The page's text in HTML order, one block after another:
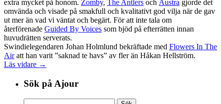
extra mycket på honom. Zomby, The Antlers och Austra gjorde det
omvända och visade på smakfull och kvalitativt god vilja när de gav
ut mer än vad vi väntat och begärt. För att inte tala om
återförenade Guided By Voices som bjöd på efterrätten innan
huvudrätten serverats.
Swindielegendaren Johan Holmlund bekräftade med Flowers In The
Airatt han varit ”saknad te havs” av fler än Håkan Hellström.
Läs vidare →
Sök på Ajour